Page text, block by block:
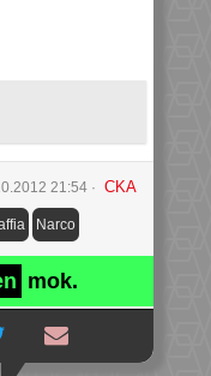
21:54 CKA
Narco
mok.